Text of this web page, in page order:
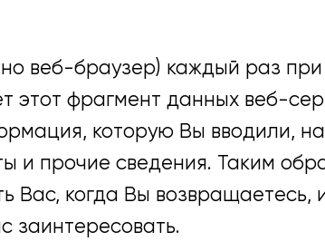
веб-браузер) каждый раз
этот фрагмент данных веб-
которую Вы вводили,
и прочие сведения. Таким
Вас, когда Вы
заинтересовать.